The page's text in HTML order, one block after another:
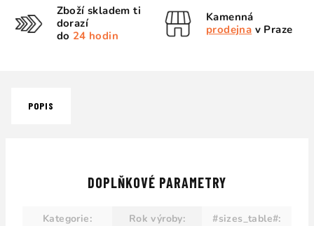
Zboží skladem ti
dorazí
do 24 hodin
Kamenná
prodejna v Praze
POPIS
DOPLŇKOVÉ PARAMETRY
Kategorie: Rok výroby: #sizes_table#: